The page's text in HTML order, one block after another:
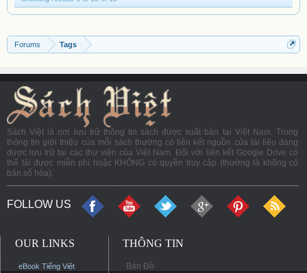
Forums Tags
Sách Việt là nơi lưu trữ thông tin sách được xuất bản tại Việt Nam. Trong
thông tin giới thiệu của mỗi sách thường có liên kết nguồn của tài liệu đang
được lưu trữ tại các thư viện của Việt Nam. Đối với liên kết Google Drive có
thể tải được miễn phí hoặc KHÔNG có quyền truy cập (thường là không có
bản số hóa).
FOLLOW US
OUR LINKS
eBook Tiếng Việt
THÔNG TIN
Bản Đồ